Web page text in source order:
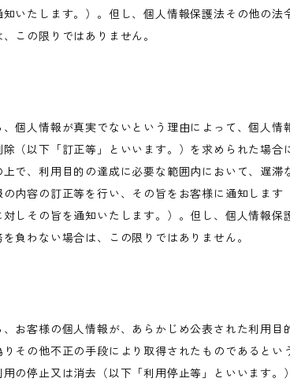
知いたします。）。但し、個人情報保護法その他の法
この限りではありません。
個人情報が真実でないという理由によって、個人情
（以下「訂正等」といいます。）を求められた場合
で、利用目的の達成に必要な範囲内において、遅滞
内容の訂正等を行い、その旨をお客様に通知します
しその旨を通知いたします。）。但し、個人情報保
負わない場合は、この限りではありません。
お客様の個人情報が、あらかじめ公表された利用目
その他不正の手段により取得されたものであるとい
の停止又は消去（以下「利用停止等」といいます。